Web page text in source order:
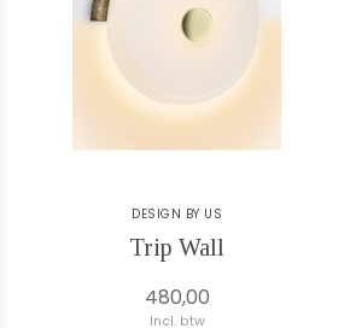
DESIGN BY US
Trip Wall
480,00
Incl. btw